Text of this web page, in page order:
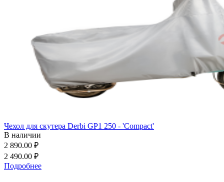
Чехол для скутера Derbi GP1 250 - 'Compact'
В наличии
2 890.00 ₽
2 490.00 ₽
Подробнее